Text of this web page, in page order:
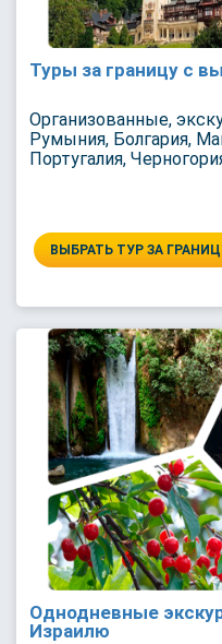
Туры за границу с
Организованные,
Румыния, Болгария,
Португалия,
ВЫБРАТЬ ТУР ЗА
Однодневные
Израилю